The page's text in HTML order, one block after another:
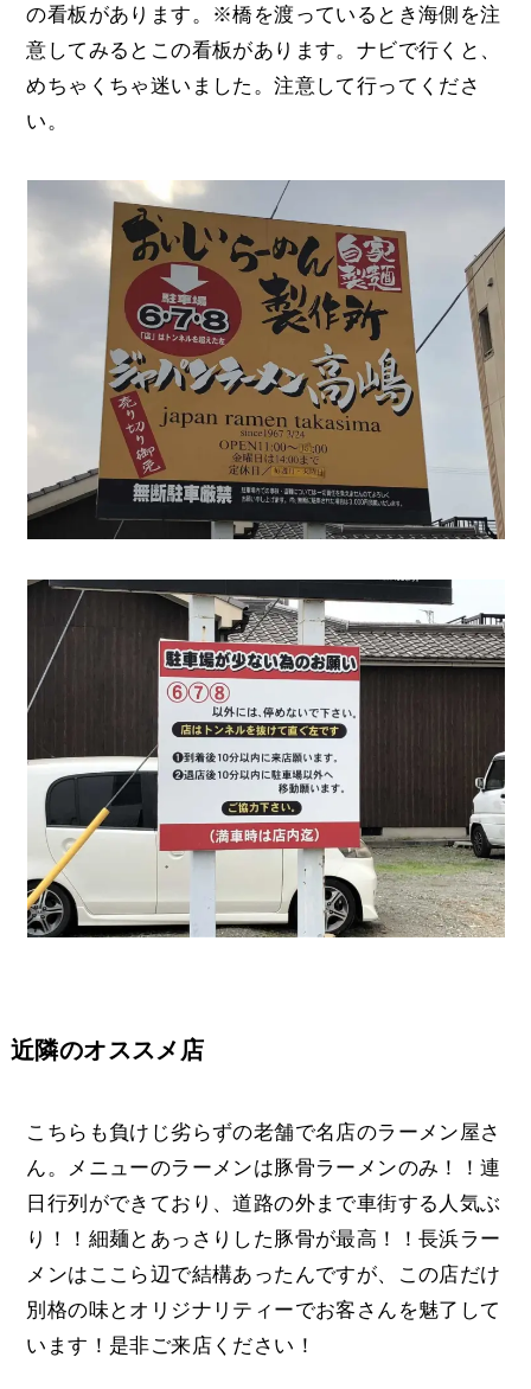
の看板があります。※橋を渡っているとき海側を注
意してみるとこの看板があります。ナビで行くと、
めちゃくちゃ迷いました。注意して行ってくださ
い。
近隣のオススメ店
こちらも負けじ劣らずの老舗で名店のラーメン屋さ
ん。メニューのラーメンは豚骨ラーメンのみ！！連
日行列ができており、道路の外まで車街する人気ぶ
り！！細麺とあっさりした豚骨が最高！！長浜ラー
メンはここら辺で結構あったんですが、この店だけ
別格の味とオリジナリティーでお客さんを魅了して
います！是非ご来店ください！